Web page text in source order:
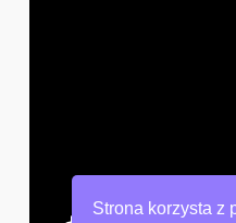
Strona korzysta z